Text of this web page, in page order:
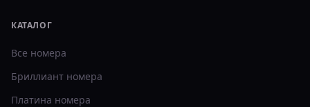
КАТАЛОГ
Все номера
Бриллиант номера
Платина номера